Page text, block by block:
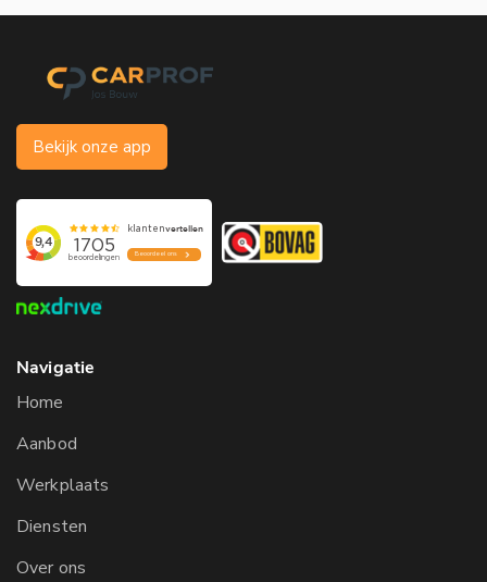
Bekijk onze app
Navigatie
Home
Aanbod
Werkplaats
Diensten
Over ons